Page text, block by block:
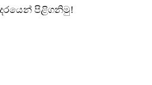
පිළිගනිමු!